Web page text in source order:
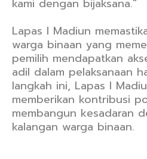
kami dengan bijaksana."
Lapas I Madiun
warga binaan yang
pemilih mendapatkan
adil dalam pelaksanaan
langkah ini, Lapas I
memberikan kontribusi
membangun kesadaran
kalangan warga binaan.